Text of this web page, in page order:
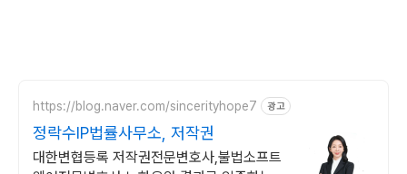
https://blog.naver.com/sincerityhope7 광고
정락수IP법률사무소, 저작권
대한변협등록 저작권전문변호사,불법소프트